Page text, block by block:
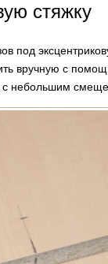
стяжку
под
вручную с
небольшим